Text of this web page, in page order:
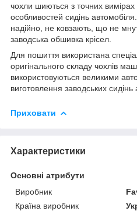
чохли шиються з точних вимірах
особливостей сидінь
надійно, не ковзають, що не
заводська обшивка крісел.
Для пошиття використана
оригінального складу чохлів
використовуються великими
виготовлення заводських сидінь
Приховати
Характеристики
Основні атрибути
Виробник
Країна виробник